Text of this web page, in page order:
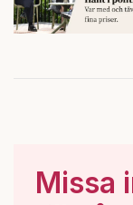
Missa